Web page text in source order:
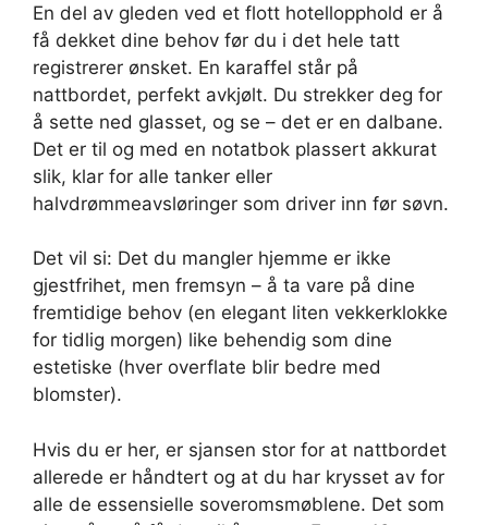
En del av gleden ved et flott hotellopphold er å
få dekket dine behov før du i det hele tatt
registrerer ønsket. En karaffel står på
nattbordet, perfekt avkjølt. Du strekker deg for
å sette ned glasset, og se – det er en dalbane.
Det er til og med en notatbok plassert akkurat
slik, klar for alle tanker eller
halvdrømmeavsløringer som driver inn før søvn.
Det vil si: Det du mangler hjemme er ikke
gjestfrihet, men fremsyn – å ta vare på dine
fremtidige behov (en elegant liten vekkerklokke
for tidlig morgen) like behendig som dine
estetiske (hver overflate blir bedre med
blomster).
Hvis du er her, er sjansen stor for at nattbordet
allerede er håndtert og at du har krysset av for
alle de essensielle soveromsmøblene. Det som